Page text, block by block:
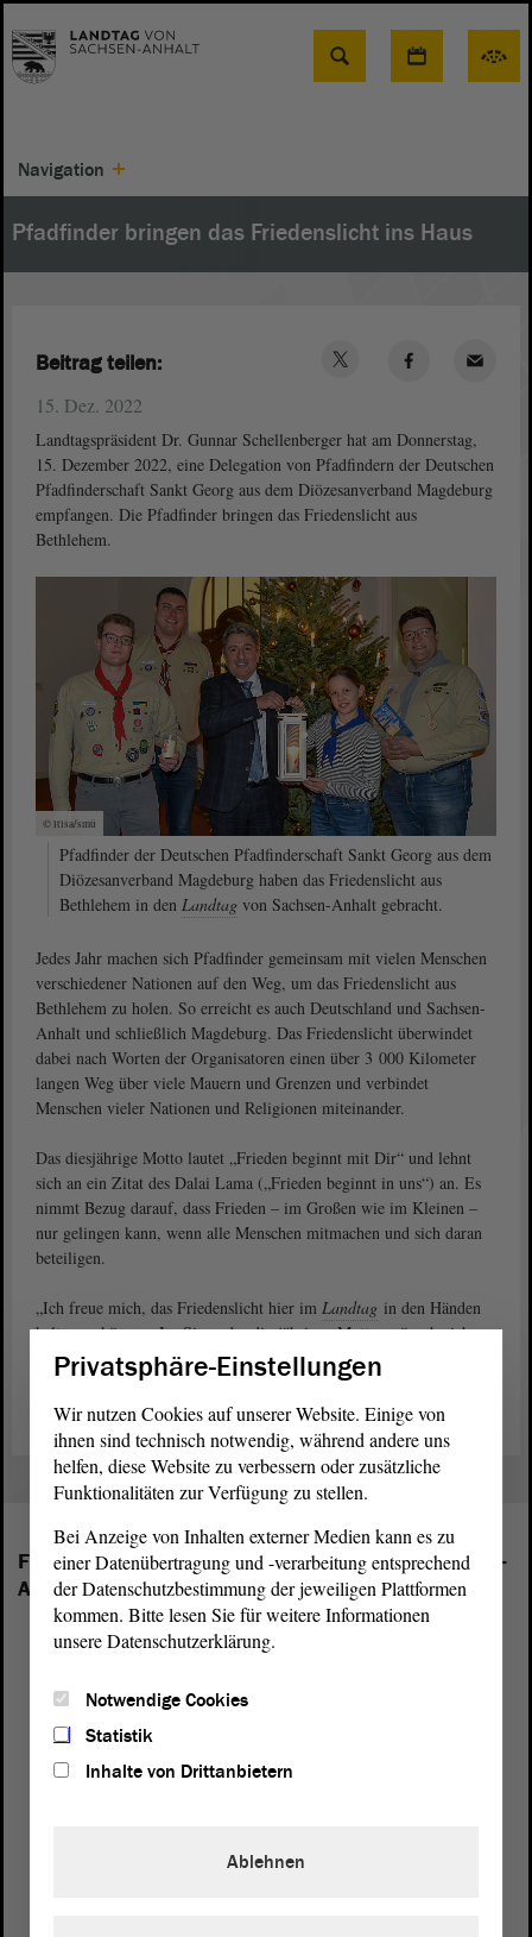
Suche
Navigation
Pfadfinder bringen das Friedenslicht ins Haus
15. Dez. 2022
Landtagspräsident Dr. Gunnar Schellenberger hat am Donnerstag,
15. Dezember 2022, eine Delegation von Pfadfindern der Deutschen
Pfadfinderschaft Sankt Georg aus dem Diözesanverband Magdeburg
empfangen. Die Pfadfinder bringen das Friedenslicht aus
Bethlehem.
© ltlsa/smü
Pfadfinder der Deutschen Pfadfinderschaft Sankt Georg aus dem
Diözesanverband Magdeburg haben das Friedenslicht aus
Bethlehem in den Landtag von Sachsen-Anhalt gebracht.
Jedes Jahr machen sich Pfadfinder gemeinsam mit vielen Menschen
verschiedener Nationen auf den Weg, um das Friedenslicht aus
Bethlehem zu holen. So erreicht es auch Deutschland und Sachsen-
Anhalt und schließlich Magdeburg. Das Friedenslicht überwindet
dabei nach Worten der Organisatoren einen über 3 000 Kilometer
langen Weg über viele Mauern und Grenzen und verbindet
Menschen vieler Nationen und Religionen miteinander.
Das diesjährige Motto lautet „Frieden beginnt mit Dir“ und lehnt
sich an ein Zitat des Dalai Lama („Frieden beginnt in uns“) an. Es
nimmt Bezug darauf, dass Frieden – im Großen wie im Kleinen –
nur gelingen kann, wenn alle Menschen mitmachen und sich daran
beteiligen.
„Ich freue mich, das Friedenslicht hier im Landtag in den Händen
halten zu können. Im Sinne des diesjährigen Mottos wünsche ich
allen friedliche Weihnachten“, so Landtagspräsident Dr. Gunnar
Schellenberger.
Beitrag teilen:
Folgende Fraktionen sind im Landtag von Sachsen-
Anhalt vertreten:
Privatsphäre-Einstellungen
Wir nutzen Cookies auf unserer Website. Einige von
ihnen sind technisch notwendig, während andere uns
helfen, diese Website zu verbessern oder zusätzliche
Funktionalitäten zur Verfügung zu stellen.
Bei Anzeige von Inhalten externer Medien kann es zu
einer Datenübertragung und -verarbeitung entsprechend
der Datenschutzbestimmung der jeweiligen Plattformen
kommen. Bitte lesen Sie für weitere Informationen
unsere Datenschutzerklärung.
Notwendige Cookies
Statistik
Inhalte von Drittanbietern
Ablehnen